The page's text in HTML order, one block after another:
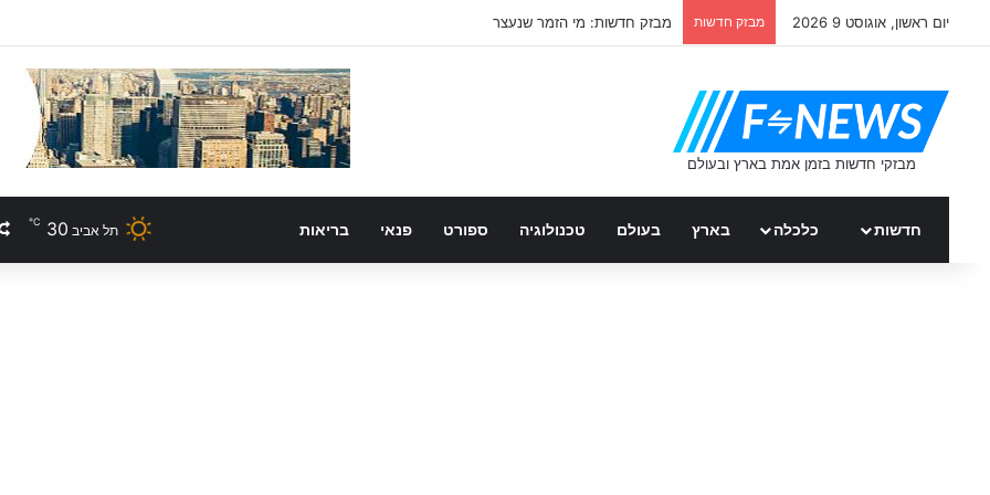
יום ראשון, אוגוסט 9 2026 מבזק חדשות מבזק חדשות: מי הזמר שנעצר
חדשות כלכלה בארץ בעולם טכנולוגיה ספורט פנאי בריאות תל אביב 30
℃